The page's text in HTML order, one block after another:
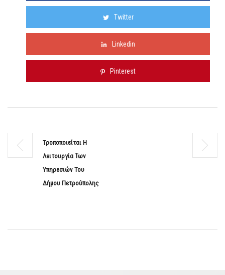
Twitter
Linkedin
Pinterest
Τροποποιείται Η
Λειτουργία Των
Υπηρεσιών Του
Δήμου Πετρούπολης